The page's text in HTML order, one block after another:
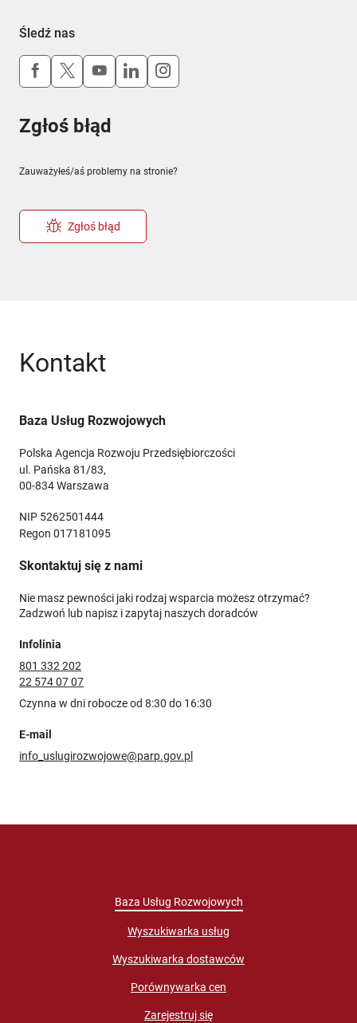
Śledź nas
Uwaga, link otworzy się w nowym oknie
Uwaga, link otworzy się w nowym oknie
Uwaga, link otworzy się w nowym
Uwaga, link otworzy się w
Uwaga, link otworzy się w
Zgłoś błąd
Zauważyłeś/aś problemy na stronie?
Zgłoś błąd
Kontakt
Baza Usług Rozwojowych
Polska Agencja Rozwoju Przedsiębiorczości
ul. Pańska 81/83,
00-834 Warszawa
NIP 5262501444
Regon 017181095
Skontaktuj się z nami
Nie masz pewności jaki rodzaj wsparcia możesz otrzymać?
Zadzwoń lub napisz i zapytaj naszych doradców
Infolinia
801 332 202
22 574 07 07
Czynna w dni robocze od 8:30 do 16:30
E-mail
info_uslugirozwojowe@parp.gov.pl
Baza Usług Rozwojowych
Wyszukiwarka usług
Wyszukiwarka dostawców
Porównywarka cen
Zarejestruj się